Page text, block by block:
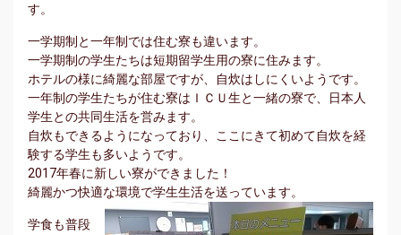
す。
一学期制と一年制では住む寮も違います。
一学期制の学生たちは短期留学生用の寮に住みます。
ホテルの様に綺麗な部屋ですが、自炊はしにくいようです。
一年制の学生たちが住む寮はＩＣＵ生と一緒の寮で、日本人
学生との共同生活を営みます。
自炊もできるようになっており、ここにきて初めて自炊を経
験する学生も多いようです。
2017年春に新しい寮ができました！
綺麗かつ快適な環境で学生生活を送っています。
学食も普段